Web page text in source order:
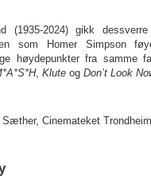
(1935-2024) gikk
som Homer Simpson
høydepunkter fra samme
, Klute og Don’t Look
Cinemateket Trondheim